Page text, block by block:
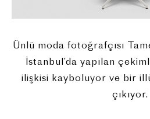
Ünlü moda fotoğrafçısı
İstanbul’da yapılan
ilişkisi kayboluyor ve bir
çıkıyor.